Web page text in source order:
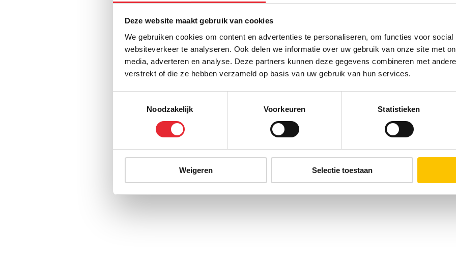
Deze website maakt gebruik van cookies
We gebruiken cookies om content en advertenties te personaliseren, om functies voor
websiteverkeer te analyseren. Ook delen we informatie over uw gebruik van onze site met
media, adverteren en analyse. Deze partners kunnen deze gegevens combineren met
verstrekt of die ze hebben verzameld op basis van uw gebruik van hun services.
Noodzakelijk
Voorkeuren Statistieken
Weigeren Selectie toestaan
Home